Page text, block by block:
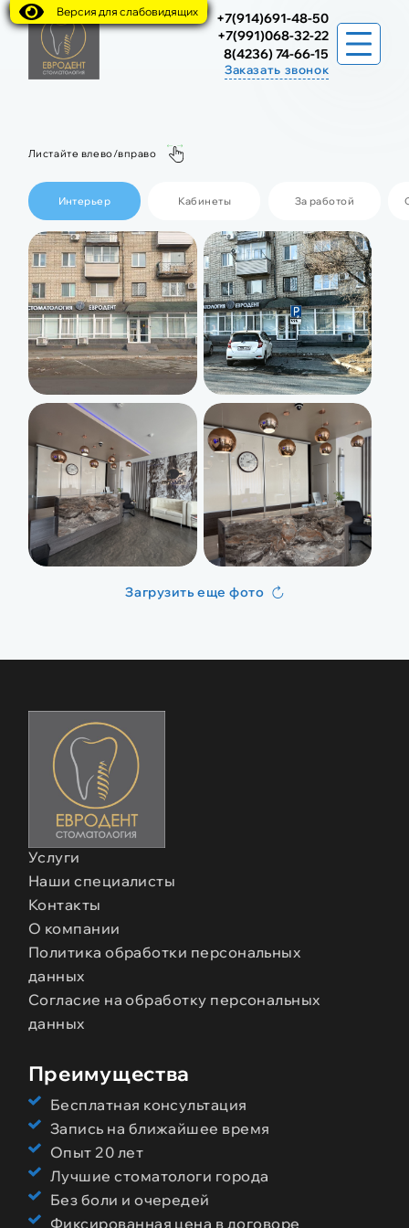
+7(914)691-48-50
+7(991)068-32-22
8(4236) 74-66-15
Заказать звонок
ВСЕ-НА 4/6 ИМПЛАНТАЦИЯ
О КЛИНИКЕ
НАШИ СПЕЦИАЛИСТЫ
ФОТОГАЛЕРЕЯ
ДОКУМЕНТЫ
Версия для слабовидящих
Листайте влево/вправо
Интерьер Кабинеты За работой
Загрузить еще фото
Меню
Услуги
Наши специалисты
Контакты
О компании
Политика обработки персональных
данных
Согласие на обработку персональных
данных
Преимущества
Бесплатная консультация
Запись на ближайшее время
Опыт 20 лет
Лучшие стоматологи города
Без боли и очередей
Фиксированная цена в договоре